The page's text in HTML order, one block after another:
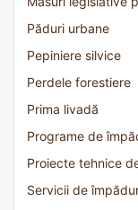
Păduri urbane
Pepiniere silvice
Perdele forestiere
Prima livadă
Programe de
Proiecte tehnice
Servicii de